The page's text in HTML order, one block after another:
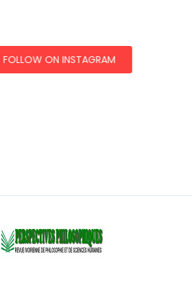
FOLLOW ON INSTAGRAM